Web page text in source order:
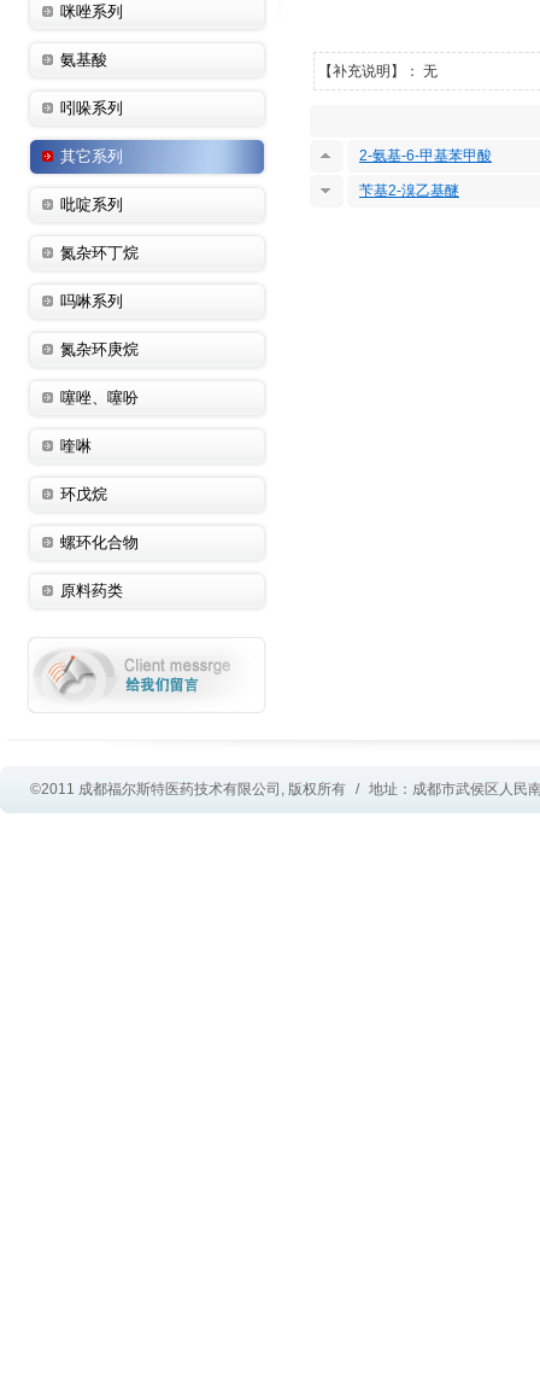
咪唑系列
氨基酸
吲哚系列
其它系列
吡啶系列
氮杂环丁烷
吗啉系列
氮杂环庚烷
噻唑、噻吩
喹啉
环戊烷
螺环化合物
原料药类
【补充说明】： 无
2-氨基-6-甲基苯甲酸
苄基2-溴乙基醚
©2011 成都福尔斯特医药技术有限公司, 版权所有 / 地址：成都市武侯区人民